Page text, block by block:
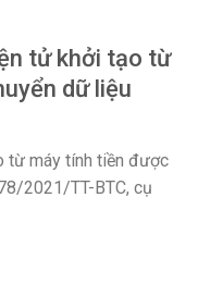
tử khởi tạo từ
dữ liệu
từ máy tính tiền được
2021/TT-BTC, cụ